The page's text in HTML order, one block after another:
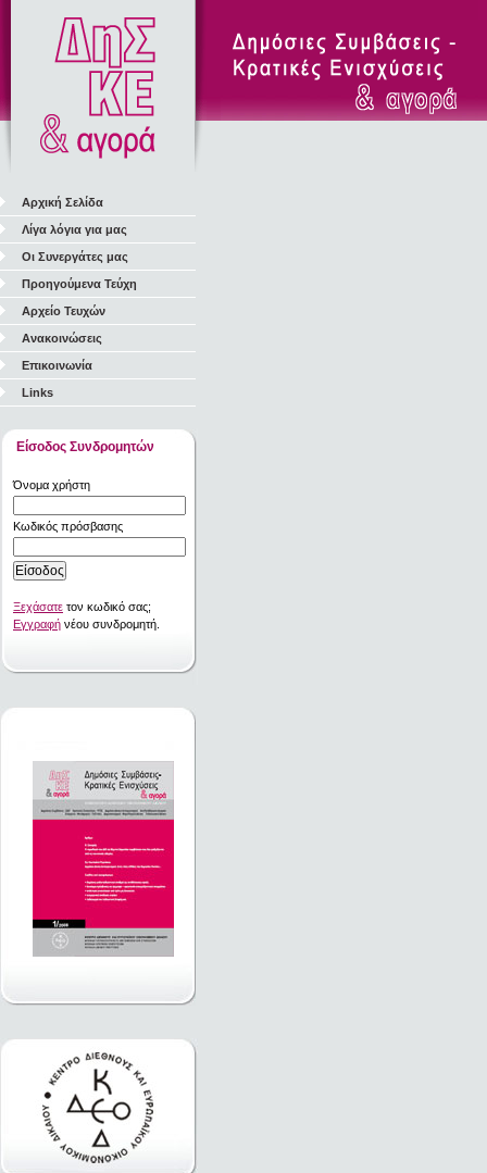
Αρχική Σελίδα
Λίγα λόγια για μας
Οι Συνεργάτες μας
Προηγούμενα Τεύχη
Αρχείο Τευχών
Ανακοινώσεις
Επικοινωνία
Links
Είσοδος Συνδρομητών
Όνομα χρήστη
Κωδικός πρόσβασης
Ξεχάσατε τον κωδικό σας;
Εγγραφή νέου συνδρομητή.